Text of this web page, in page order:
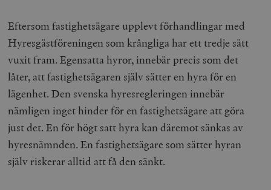
Eftersom fastighetsägare upplevt förhandlingar med
Hyresgästföreningen som krångliga har ett tredje sätt
vuxit fram. Egensatta hyror, innebär precis som det
låter, att fastighetsägaren själv sätter en hyra för en
lägenhet. Den svenska hyresregleringen innebär
nämligen inget hinder för en fastighetsägare att göra
just det. En för högt satt hyra kan däremot sänkas av
hyresnämnden. En fastighetsägare som sätter hyran
själv riskerar alltid att få den sänkt.